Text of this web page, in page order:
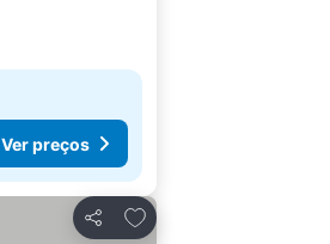
Ver preços
Partilhar
Adicionar aos favoritos